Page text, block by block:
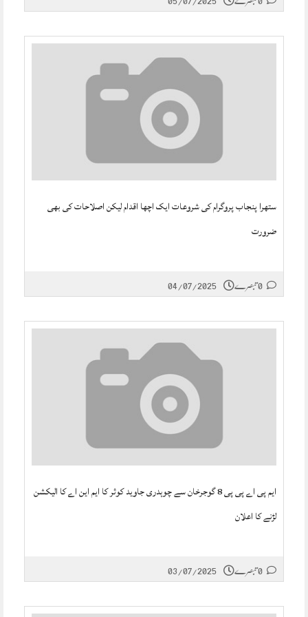
ستھرا پنجاب پروگرام کی شروعات ایک اچھا اقدام لیکن اصلاحات کی بھی
ضرورت
04/07/2025
ایم پی اے پی پی 8 گوجرخان سے چوہدری جاوید کوثر کا ایم این اے کا الیکشن
لڑنے کا اعلان
03/07/2025